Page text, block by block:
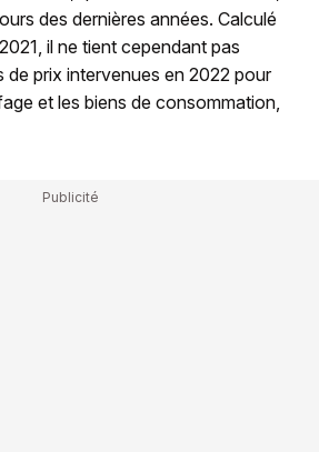
des dernières années. Calculé
il ne tient cependant pas
de prix intervenues en 2022 pour
et les biens de consommation,